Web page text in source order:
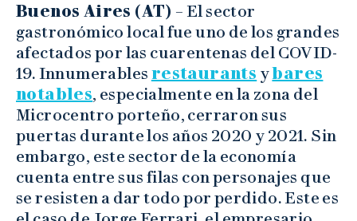
Buenos Aires (AT) – El sector
gastronómico local fue uno de los grandes
afectados por las cuarentenas del COVID-
19. Innumerables restaurants ybares
notables, especialmente en la zona del
Microcentro porteño, cerraron sus
puertas durante los años 2020 y 2021. Sin
embargo, este sector de la economía
cuenta entre sus filas con personajes que
se resisten a dar todo por perdido. Este es